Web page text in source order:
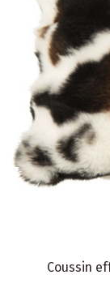
Coussin